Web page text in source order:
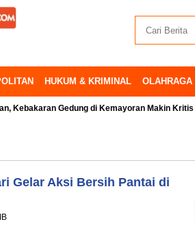
HUKUM & KRIMINAL OLAHRAGA
Gedung di Kemayoran Makin Kritis
Gelar Aksi Bersih Pantai di